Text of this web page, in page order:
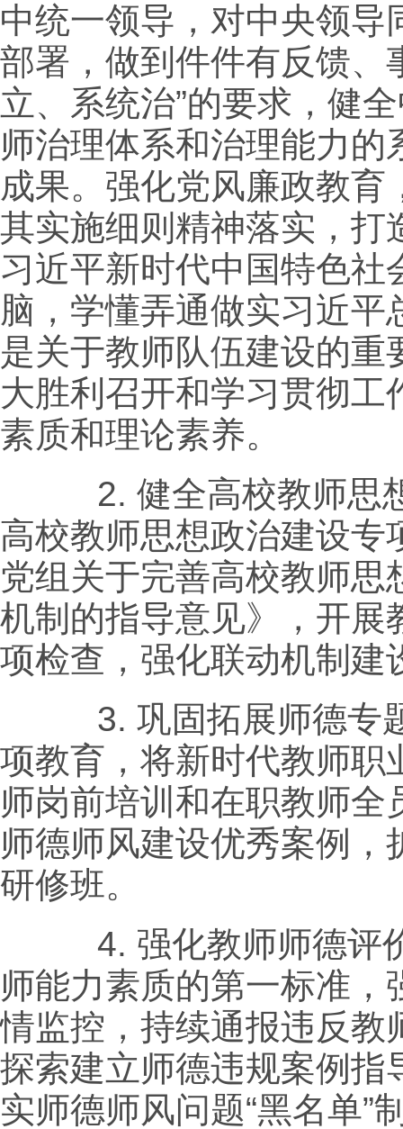
中统一领导，对中央领
部署，做到件件有反馈、
立、系统治”的要求，健
师治理体系和治理能力
成果。强化党风廉政教
其实施细则精神落实，打
习近平新时代中国特色
脑，学懂弄通做实习近
是关于教师队伍建设的
大胜利召开和学习贯彻
素质和理论素养。
2. 健全高校教师思
高校教师思想政治建设专
党组关于完善高校教师
机制的指导意见》，开展
项检查，强化联动机制建
3. 巩固拓展师德专
项教育，将新时代教师职
师岗前培训和在职教师
师德师风建设优秀案例
研修班。
4. 强化教师师德评
师能力素质的第一标准
情监控，持续通报违反教
探索建立师德违规案例指
实师德师风问题“黑名单”